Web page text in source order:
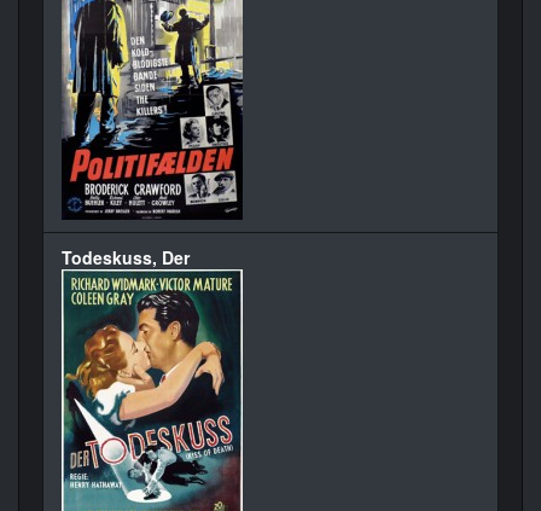
Todeskuss, Der